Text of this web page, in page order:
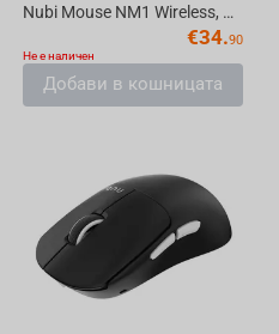
Nubi Mouse NM1 Wireless, White
€34.90
Не е наличен
Добави в кошницата